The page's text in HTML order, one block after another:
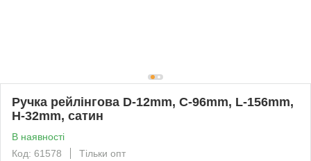
Ручка рейлінгова D-12mm, C-96mm, L-156mm,
H-32mm, сатин
В наявності
Код: 61578
Тільки опт